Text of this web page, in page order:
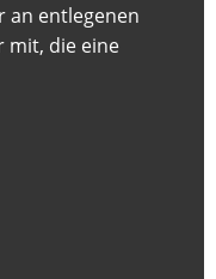
an entlegenen
mit, die eine